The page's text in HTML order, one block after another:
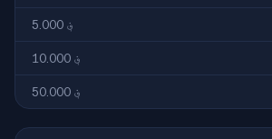
5.000 ؋
10.000 ؋
50.000 ؋